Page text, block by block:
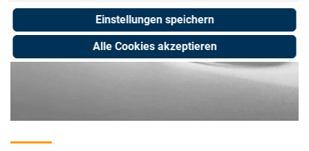
Einstellungen speichern
Alle Cookies akzeptieren